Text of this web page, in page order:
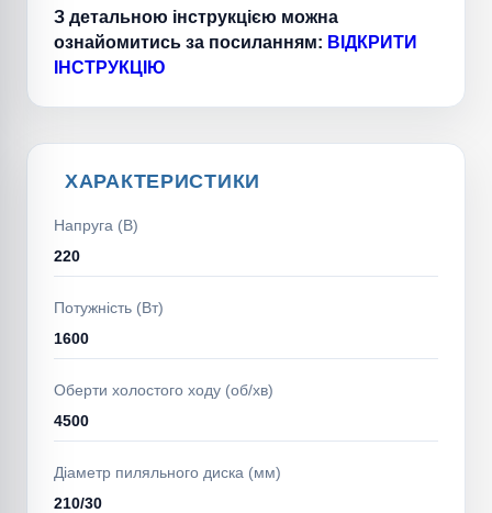
З детальною інструкцією можна
ознайомитись за посиланням: ВІДКРИТИ
ІНСТРУКЦІЮ
ХАРАКТЕРИСТИКИ
Напруга (В)
220
Потужність (Вт)
1600
Оберти холостого ходу (об/хв)
4500
Діаметр пиляльного диска (мм)
210/30